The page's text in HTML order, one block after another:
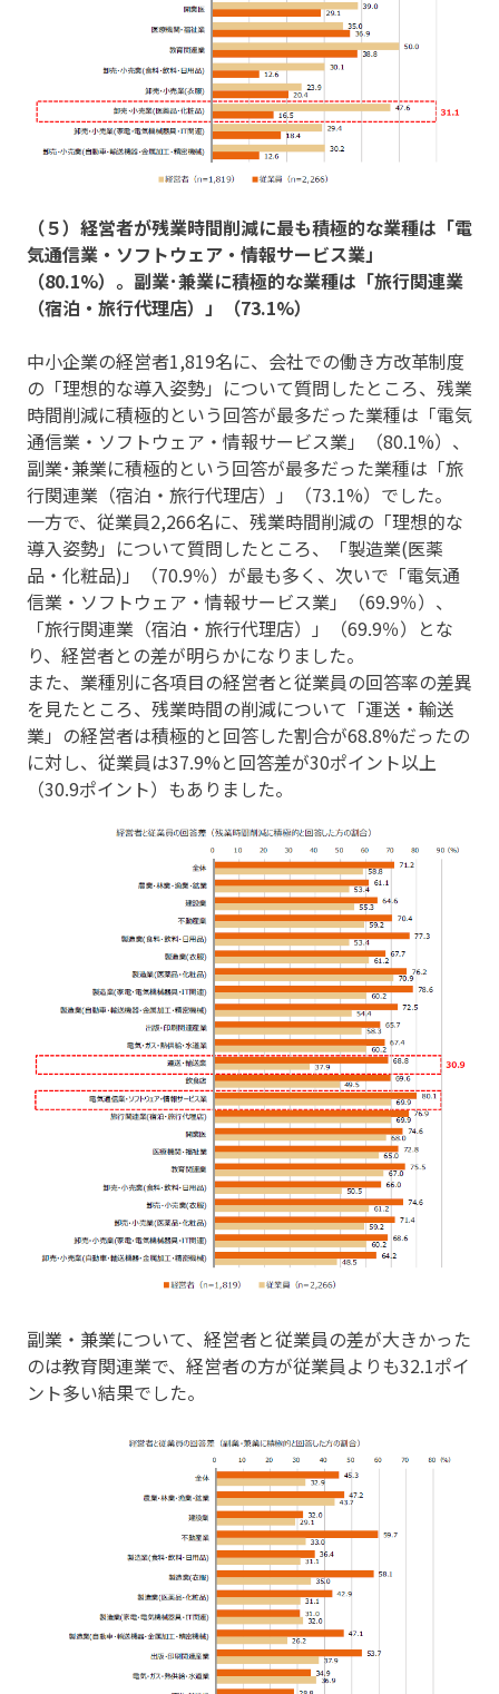
（５）経営者が残業時間削減に最も積極的な業種は「電
気通信業・ソフトウェア・情報サービス業」
（80.1%）。副業･兼業に積極的な業種は「旅行関連業
（宿泊・旅行代理店）」（73.1%）
中小企業の経営者1,819名に、会社での働き方改革制度
の「理想的な導入姿勢」について質問したところ、残業
時間削減に積極的という回答が最多だった業種は「電気
通信業・ソフトウェア・情報サービス業」（80.1%）、
副業･兼業に積極的という回答が最多だった業種は「旅
行関連業（宿泊・旅行代理店）」（73.1%）でした。
一方で、従業員2,266名に、残業時間削減の「理想的な
導入姿勢」について質問したところ、「製造業(医薬
品・化粧品)」（70.9％）が最も多く、次いで「電気通
信業・ソフトウェア・情報サービス業」（69.9％）、
「旅行関連業（宿泊・旅行代理店）」（69.9％）とな
り、経営者との差が明らかになりました。
また、業種別に各項目の経営者と従業員の回答率の差異
を見たところ、残業時間の削減について「運送・輸送
業」の経営者は積極的と回答した割合が68.8%だったの
に対し、従業員は37.9%と回答差が30ポイント以上
（30.9ポイント）もありました。
副業・兼業について、経営者と従業員の差が大きかった
のは教育関連業で、経営者の方が従業員よりも32.1ポイ
ント多い結果でした。